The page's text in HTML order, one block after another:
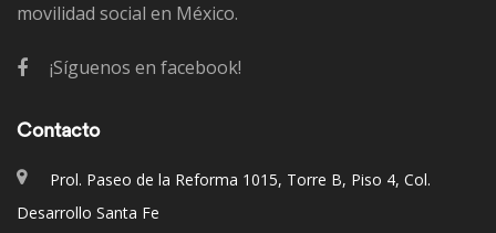
movilidad social en México.
¡Síguenos en facebook!
Contacto
Prol. Paseo de la Reforma 1015, Torre B, Piso 4, Col.
Desarrollo Santa Fe